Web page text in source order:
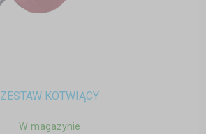
ZESTAW KOTWIĄCY
W magazynie